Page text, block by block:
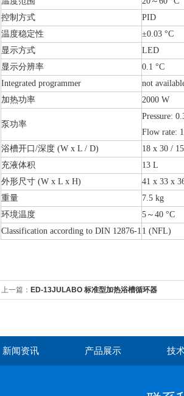
控制方式
PID
温度稳定性
±0.03 °C
显示方式
LED
显示分辨率
0.1 °C
Integrated programmer
not
加热功率
2000 W
泵功率
Pressure:
Flow rate:
浴槽开口/深度 (W x L / D)
18 x 30 /
充液体积
13 L
外形尺寸 (W x L x H)
41 x 33 x
重量
7.5 kg
环境温度
5～40 °C
Classification according to DIN 12876-1 1 (NFL)
上一篇： ED-13JULABO 标准型加热浴槽循环器
新闻资讯 产品展示 技